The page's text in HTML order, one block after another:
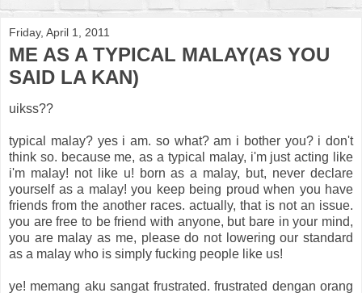
Friday, April 1, 2011
ME AS A TYPICAL MALAY(AS YOU
SAID LA KAN)
uikss??
typical malay? yes i am. so what? am i bother you? i don't
think so. because me, as a typical malay, i'm just acting like
i'm malay! not like u! born as a malay, but, never declare
yourself as a malay! you keep being proud when you have
friends from the another races. actually, that is not an issue.
you are free to be friend with anyone, but bare in your mind,
you are malay as me, please do not lowering our standard
as a malay who is simply fucking people like us!
ye! memang aku sangat frustrated. frustrated dengan orang